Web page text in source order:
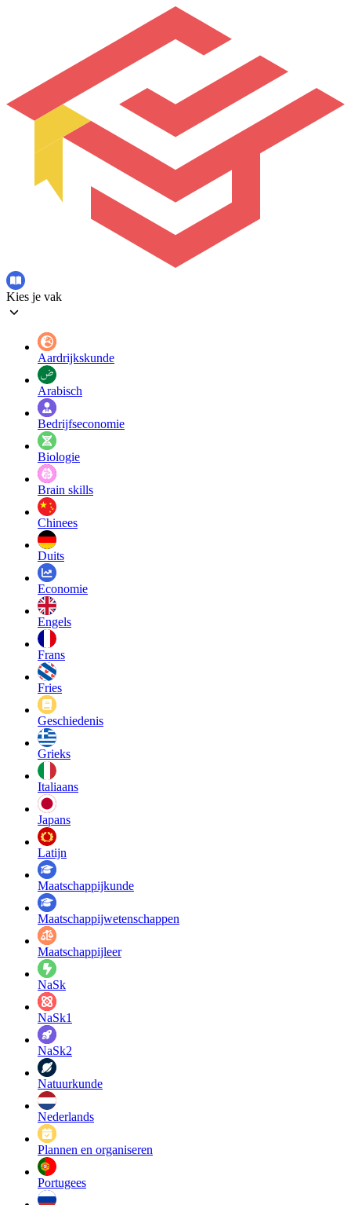
Kies je vak
Aardrijkskunde
Arabisch
Bedrijfseconomie
Biologie
Brain skills
Chinees
Duits
Economie
Engels
Frans
Fries
Geschiedenis
Grieks
Italiaans
Japans
Latijn
Maatschappij­kunde
Maatschappij­wetenschappen
Maatschappijleer
NaSk
NaSk1
NaSk2
Natuurkunde
Nederlands
Plannen en organiseren
Portugees